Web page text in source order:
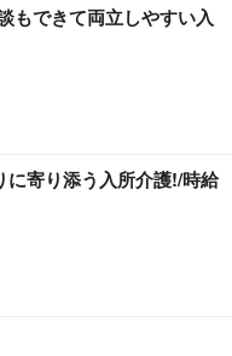
もできて両立しやすい入
に寄り添う入所介護!/時給